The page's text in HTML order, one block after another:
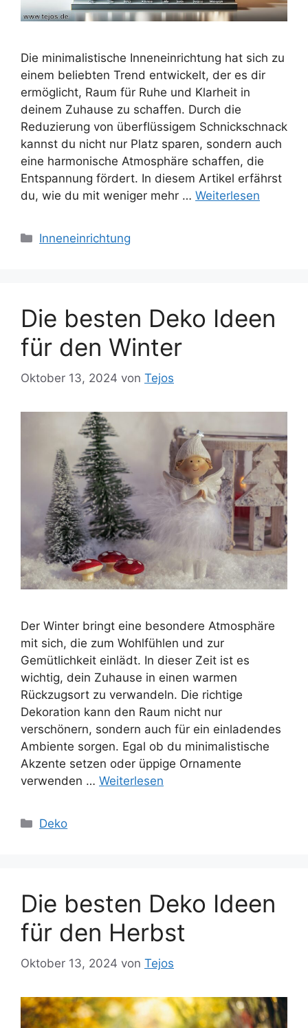
Die minimalistische Inneneinrichtung hat sich zu
einem beliebten Trend entwickelt, der es dir
ermöglicht, Raum für Ruhe und Klarheit in
deinem Zuhause zu schaffen. Durch die
Reduzierung von überflüssigem Schnickschnack
kannst du nicht nur Platz sparen, sondern auch
eine harmonische Atmosphäre schaffen, die
Entspannung fördert. In diesem Artikel erfährst
du, wie du mit weniger mehr … Weiterlesen
Kategorien
Inneneinrichtung
Die besten Deko Ideen
für den Winter
Oktober 13, 2024 von Tejos
Der Winter bringt eine besondere Atmosphäre
mit sich, die zum Wohlfühlen und zur
Gemütlichkeit einlädt. In dieser Zeit ist es
wichtig, dein Zuhause in einen warmen
Rückzugsort zu verwandeln. Die richtige
Dekoration kann den Raum nicht nur
verschönern, sondern auch für ein einladendes
Ambiente sorgen. Egal ob du minimalistische
Akzente setzen oder üppige Ornamente
verwenden … Weiterlesen
Kategorien
Deko
Die besten Deko Ideen
für den Herbst
Oktober 13, 2024 von Tejos